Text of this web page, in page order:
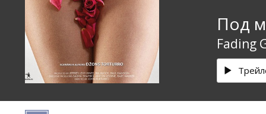
Новости
Подарки
Под
Fading